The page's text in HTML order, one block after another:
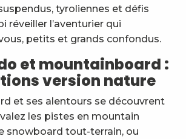
tyroliennes et défis
réveiller l’aventurier qui
petits et grands confondus.
et mountainboard :
version nature
et ses alentours se découvrent
les pistes en mountain
snowboard tout-terrain, ou